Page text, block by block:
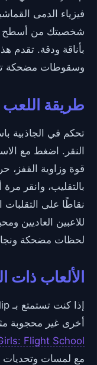
فيزياء الدمى
شخصيتك من أسطح
بأناقة ودقة. تقدم
وسقوطات مضحكة
طريقة اللعب
تحكم في الجاذبية
النقر. اضغط مع
قوة وزاوية القفز،
بالتقليب، وانقر
نقاطًا على التقلبات
لحظات مضحكة
الألعاب ذات
أخرى غير محجوبة
Flight School
مع لمسات وتحديات